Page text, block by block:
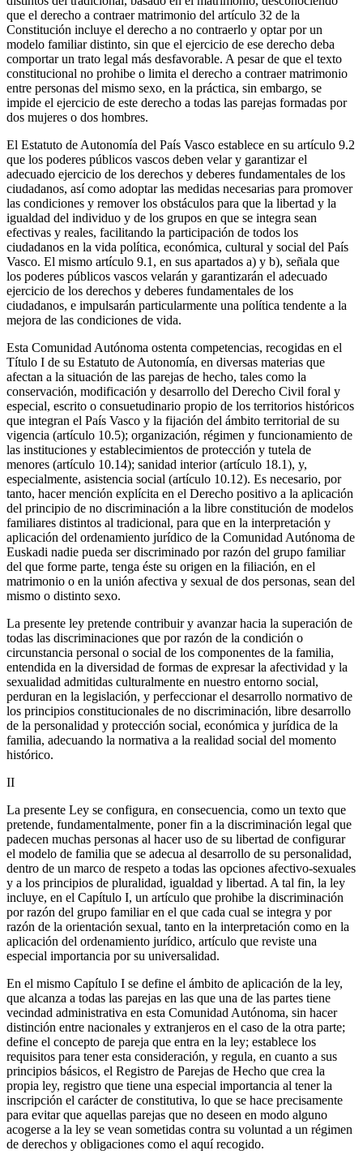
que el derecho a contraer matrimonio del artículo 32 de la
Constitución incluye el derecho a no contraerlo y optar por un
modelo familiar distinto, sin que el ejercicio de ese derecho deba
comportar un trato legal más desfavorable. A pesar de que el texto
constitucional no prohibe o limita el derecho a contraer matrimonio
entre personas del mismo sexo, en la práctica, sin embargo, se
impide el ejercicio de este derecho a todas las parejas formadas por
dos mujeres o dos hombres.
El Estatuto de Autonomía del País Vasco establece en su artículo 9.2
que los poderes públicos vascos deben velar y garantizar el
adecuado ejercicio de los derechos y deberes fundamentales de los
ciudadanos, así como adoptar las medidas necesarias para promover
las condiciones y remover los obstáculos para que la libertad y la
igualdad del individuo y de los grupos en que se integra sean
efectivas y reales, facilitando la participación de todos los
ciudadanos en la vida política, económica, cultural y social del País
Vasco. El mismo artículo 9.1, en sus apartados a) y b), señala que
los poderes públicos vascos velarán y garantizarán el adecuado
ejercicio de los derechos y deberes fundamentales de los
ciudadanos, e impulsarán particularmente una política tendente a la
mejora de las condiciones de vida.
Esta Comunidad Autónoma ostenta competencias, recogidas en el
Título I de su Estatuto de Autonomía, en diversas materias que
afectan a la situación de las parejas de hecho, tales como la
conservación, modificación y desarrollo del Derecho Civil foral y
especial, escrito o consuetudinario propio de los territorios históricos
que integran el País Vasco y la fijación del ámbito territorial de su
vigencia (artículo 10.5); organización, régimen y funcionamiento de
las instituciones y establecimientos de protección y tutela de
menores (artículo 10.14); sanidad interior (artículo 18.1), y,
especialmente, asistencia social (artículo 10.12). Es necesario, por
tanto, hacer mención explícita en el Derecho positivo a la aplicación
del principio de no discriminación a la libre constitución de modelos
familiares distintos al tradicional, para que en la interpretación y
aplicación del ordenamiento jurídico de la Comunidad Autónoma de
Euskadi nadie pueda ser discriminado por razón del grupo familiar
del que forme parte, tenga éste su origen en la filiación, en el
matrimonio o en la unión afectiva y sexual de dos personas, sean del
mismo o distinto sexo.
La presente ley pretende contribuir y avanzar hacia la superación de
todas las discriminaciones que por razón de la condición o
circunstancia personal o social de los componentes de la familia,
entendida en la diversidad de formas de expresar la afectividad y la
sexualidad admitidas culturalmente en nuestro entorno social,
perduran en la legislación, y perfeccionar el desarrollo normativo de
los principios constitucionales de no discriminación, libre desarrollo
de la personalidad y protección social, económica y jurídica de la
familia, adecuando la normativa a la realidad social del momento
histórico.
II
La presente Ley se configura, en consecuencia, como un texto que
pretende, fundamentalmente, poner fin a la discriminación legal que
padecen muchas personas al hacer uso de su libertad de configurar
el modelo de familia que se adecua al desarrollo de su personalidad,
dentro de un marco de respeto a todas las opciones afectivo-sexuales
y a los principios de pluralidad, igualdad y libertad. A tal fin, la ley
incluye, en el Capítulo I, un artículo que prohibe la discriminación
por razón del grupo familiar en el que cada cual se integra y por
razón de la orientación sexual, tanto en la interpretación como en la
aplicación del ordenamiento jurídico, artículo que reviste una
especial importancia por su universalidad.
En el mismo Capítulo I se define el ámbito de aplicación de la ley,
que alcanza a todas las parejas en las que una de las partes tiene
vecindad administrativa en esta Comunidad Autónoma, sin hacer
distinción entre nacionales y extranjeros en el caso de la otra parte;
define el concepto de pareja que entra en la ley; establece los
requisitos para tener esta consideración, y regula, en cuanto a sus
principios básicos, el Registro de Parejas de Hecho que crea la
propia ley, registro que tiene una especial importancia al tener la
inscripción el carácter de constitutiva, lo que se hace precisamente
para evitar que aquellas parejas que no deseen en modo alguno
acogerse a la ley se vean sometidas contra su voluntad a un régimen
de derechos y obligaciones como el aquí recogido.